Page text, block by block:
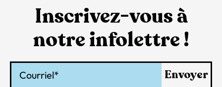
Inscrivez-vous à
notre infolettre !
Envoyer